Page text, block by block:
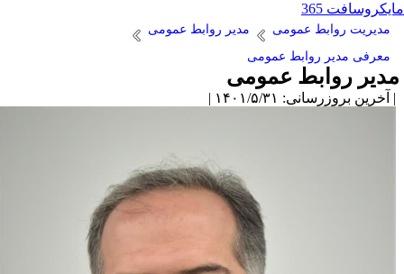
365
مدیریت روابط عمومی
مدیر روابط عمومی
معرفی مدیر روابط عمومی
روابط عمومی
بروزرسانی: ۱۴۰۱/۵/۳۱ |